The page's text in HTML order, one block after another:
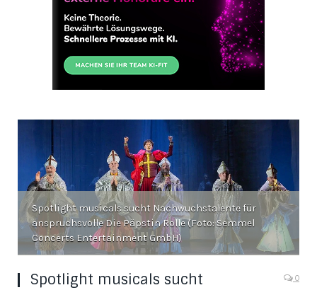
Spotlight musicals sucht Nachwuchstalente für
anspruchsvolle Die Päpstin Rolle (Foto: Semmel
Concerts Entertainment GmbH)
Spotlight musicals sucht
0